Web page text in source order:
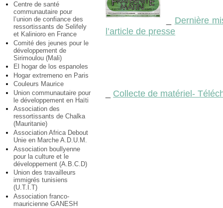
Centre de santé
communautaire pour
l’union de confiance des
ressortissants de Selifely
et Kalinioro en France
Comité des jeunes pour le
développement de
Sirimoulou (Mali)
El hogar de los espanoles
Hogar extremeno en Paris
Couleurs Maurice
Union communautaire pour
le développement en Haïti
Association des
ressortissants de Chalka
(Mauritanie)
Association Africa Debout
Unie en Marche A.D.U.M.
Association boullyenne
pour la culture et le
développement (A.B.C.D)
Union des travailleurs
immigrés tunisiens
(U.T.I.T)
Association franco-
mauricienne GANESH
Dernière
l’article de presse
Collecte de matériel-